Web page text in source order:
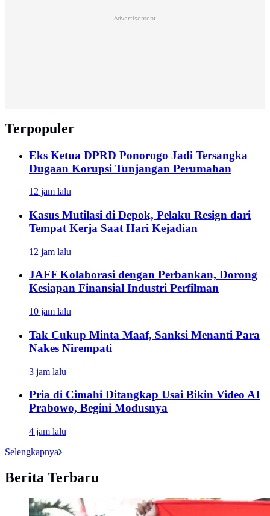
Advertisement
Terpopuler
Eks Ketua DPRD Ponorogo Jadi Tersangka
Dugaan Korupsi Tunjangan Perumahan
12 jam lalu
Kasus Mutilasi di Depok, Pelaku Resign dari
Tempat Kerja Saat Hari Kejadian
12 jam lalu
JAFF Kolaborasi dengan Perbankan, Dorong
Kesiapan Finansial Industri Perfilman
10 jam lalu
Tak Cukup Minta Maaf, Sanksi Menanti Para
Nakes Nirempati
3 jam lalu
Pria di Cimahi Ditangkap Usai Bikin Video AI
Prabowo, Begini Modusnya
4 jam lalu
Selengkapnya
Berita Terbaru